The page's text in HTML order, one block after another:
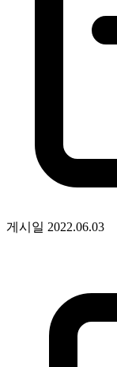
게시일 2022.06.03